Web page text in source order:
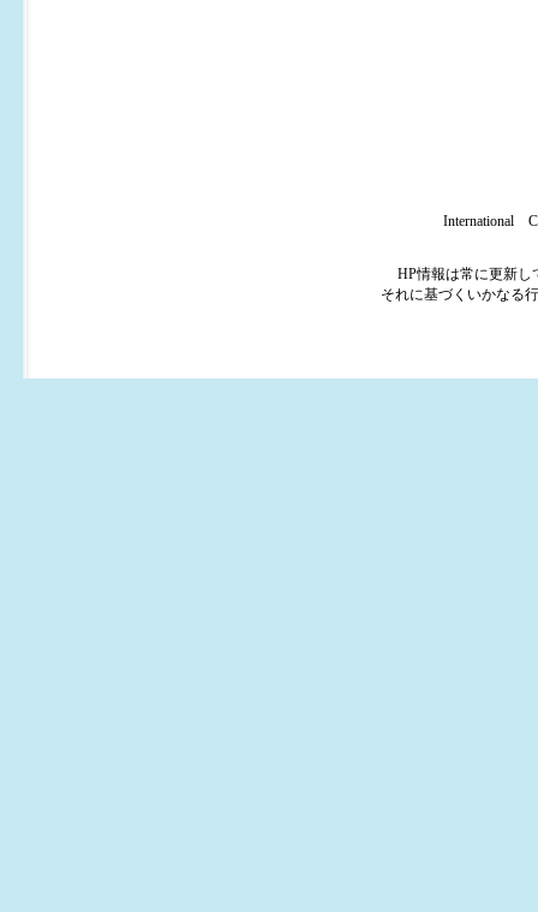
International
HP情報は常に更新
それに基づくいかなる